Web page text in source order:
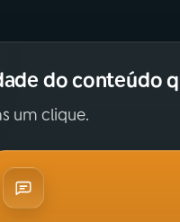
do conteúdo
um clique.